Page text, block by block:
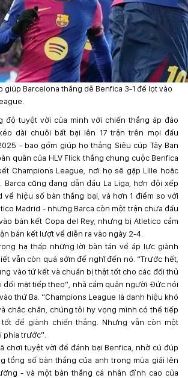
giúp Barcelona thắng dễ Benfica 3-1 để lọt vào
độ tuyệt vời của mình với chiến thắng áp đảo
dài chuỗi bất bại lên 17 trận trên mọi đấu
- bao gồm giúp họ thắng Siêu cúp Tây Ban
quân của HLV Flick thắng chung cuộc Benfica
Champions League, nơi họ sẽ gặp Lille hoặc
Barca cũng đang dẫn đầu La Liga, hơn đội xếp
về hiệu số bàn thắng bại, và hơn 1 điểm so với
Madrid - nhưng Barca còn một trận chưa đấu
bán kết Copa del Rey, nhưng bị Atletico cầm
bán kết lượt về diễn ra vào ngày 2-4.
hạ thấp những lời bàn tán về áp lực giành
vẫn còn quá sớm để nghĩ đến nó. “Trước hết,
vào tứ kết và chuẩn bị thật tốt cho các đối thủ
đối mặt tiếp theo”, nhà cầm quân người Đức nói
thứ Ba. “Champions League là danh hiệu khó
chắc chắn, chúng tôi hy vọng mình có thể tiếp
để giành chiến thắng. Nhưng vẫn còn một
phía trước”.
chơi tuyệt vời để đánh bại Benfica, nhờ cú đúp
tổng số bàn thắng của anh trong mùa giải lên
- và một bàn thắng cá nhân đỉnh cao của